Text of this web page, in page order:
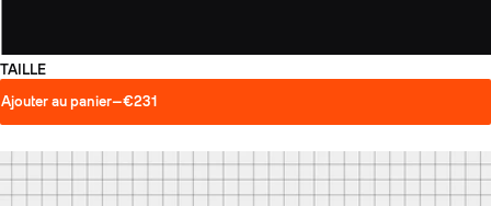
TAILLE
Ajouter au panier—€231